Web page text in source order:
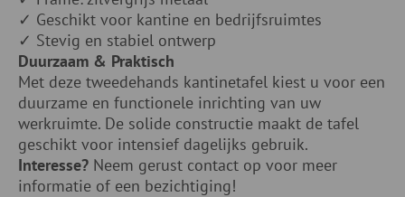
✓ Geschikt voor kantine en bedrijfsruimtes
✓ Stevig en stabiel ontwerp
Duurzaam & Praktisch
Met deze tweedehands kantinetafel kiest u voor een
duurzame en functionele inrichting van uw
werkruimte. De solide constructie maakt de tafel
geschikt voor intensief dagelijks gebruik.
Interesse? Neem gerust contact op voor meer
informatie of een bezichtiging!